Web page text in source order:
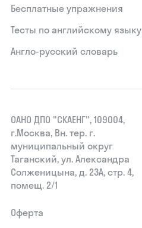
Бесплатные упражнения
Тесты по английскому языку
Англо-русский словарь
ОАНО ДПО "СКАЕНГ", 109004,
г.Москва, Вн. тер. г.
муниципальный округ
Таганский, ул. Александра
Солженицына, д. 23А, стр. 4,
помещ. 2/1
Оферта